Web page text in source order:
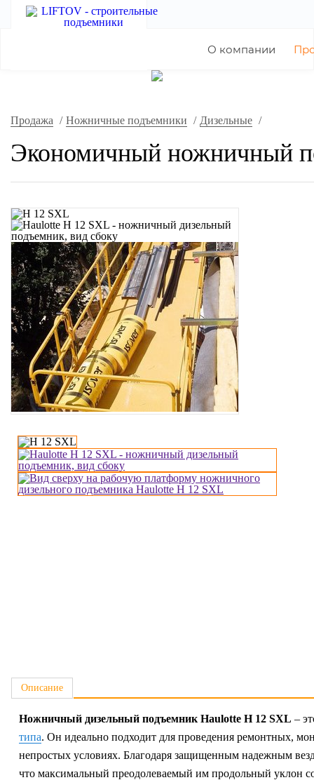
О компании
Продажа / Ножничные подъемники / Дизельные /
Экономичный ножничный
Описание
Ножничный дизельный подъемник Haulotte H 12 SXL –
типа. Он идеально подходит для проведения ремонтных,
непростых условиях. Благодаря защищенным надежным
что максимальный преодолеваемый им продольный уклон